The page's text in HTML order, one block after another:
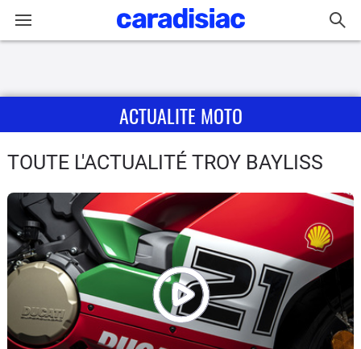
Actu
Essais
Equipement
Avis
Forum
ACTUALITE MOTO
TOUTE L'ACTUALITÉ TROY BAYLISS